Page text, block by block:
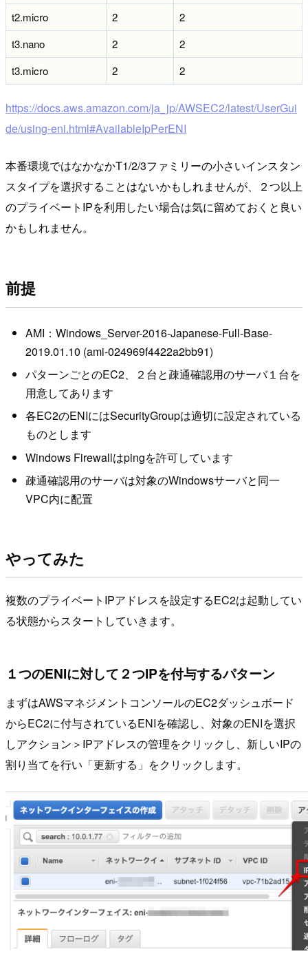
t2.micro
2
2
t3.nano
2
2
t3.micro
2 2
https://docs.aws.amazon.com/ja_jp/AWSEC2/latest/UserGui
de/using-eni.html#AvailableIpPerENI
本番環境ではなかなかT1/2/3ファミリーの小さいインスタン
スタイプを選択することはないかもしれませんが、２つ以上
のプライベートIPを利用したい場合は気に留めておくと良い
かもしれません。
前提
AMI：Windows_Server-2016-Japanese-Full-Base-
2019.01.10 (ami-024969f4422a2bb91)
パターンごとのEC2、２台と疎通確認用のサーバ１台を
用意してあります
各EC2のENIにはSecurityGroupは適切に設定されている
ものとします
Windows Firewallはpingを許可しています
疎通確認用のサーバは対象のWindowsサーバと同一
VPC内に配置
やってみた
複数のプライベートIPアドレスを設定するEC2は起動してい
る状態からスタートしていきます。
１つのENIに対して２つIPを付与するパターン
まずはAWSマネジメントコンソールのEC2ダッシュボード
からEC2に付与されているENIを確認し、対象のENIを選択
しアクション＞IPアドレスの管理をクリックし、新しいIPの
割り当てを行い「更新する」をクリックします。